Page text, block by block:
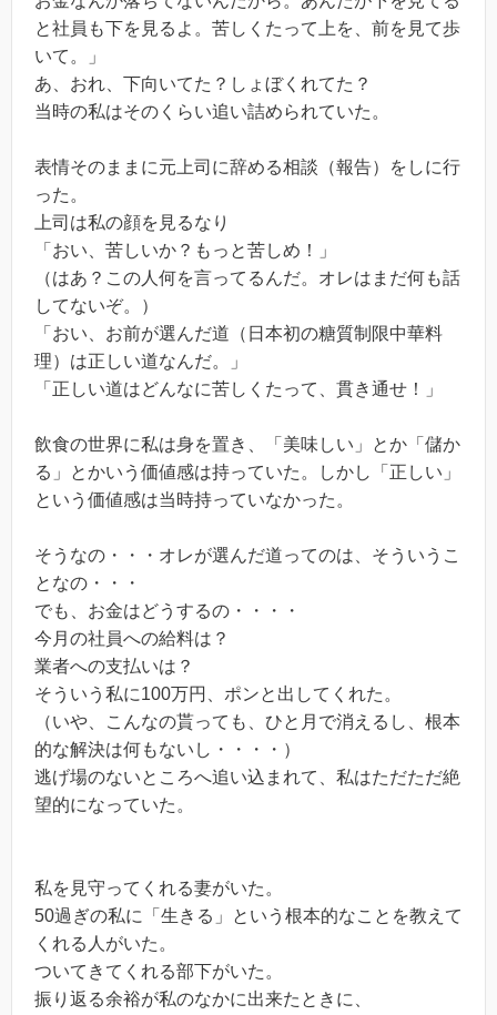
と社員も下を見るよ。苦しくたって上を、前を見て歩
いて。」
あ、おれ、下向いてた？しょぼくれてた？
当時の私はそのくらい追い詰められていた。
表情そのままに元上司に辞める相談（報告）をしに行
った。
上司は私の顔を見るなり
「おい、苦しいか？もっと苦しめ！」
（はあ？この人何を言ってるんだ。オレはまだ何も話
してないぞ。）
「おい、お前が選んだ道（日本初の糖質制限中華料
理）は正しい道なんだ。」
「正しい道はどんなに苦しくたって、貫き通せ！」
飲食の世界に私は身を置き、「美味しい」とか「儲か
る」とかいう価値感は持っていた。しかし「正しい」
という価値感は当時持っていなかった。
そうなの・・・オレが選んだ道ってのは、そういうこ
となの・・・
でも、お金はどうするの・・・・
今月の社員への給料は？
業者への支払いは？
そういう私に100万円、ポンと出してくれた。
（いや、こんなの貰っても、ひと月で消えるし、根本
的な解決は何もないし・・・・）
逃げ場のないところへ追い込まれて、私はただただ絶
望的になっていた。
私を見守ってくれる妻がいた。
50過ぎの私に「生きる」という根本的なことを教えて
くれる人がいた。
ついてきてくれる部下がいた。
振り返る余裕が私のなかに出来たときに、